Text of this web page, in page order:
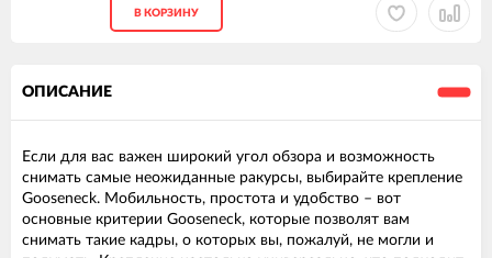
В КОРЗИНУ
ОПИСАНИЕ
Если для вас важен широкий угол обзора и возможность
снимать самые неожиданные ракурсы, выбирайте крепление
Gooseneck. Мобильность, простота и удобство – вот
основные критерии Gooseneck, которые позволят вам
снимать такие кадры, о которых вы, пожалуй, не могли и